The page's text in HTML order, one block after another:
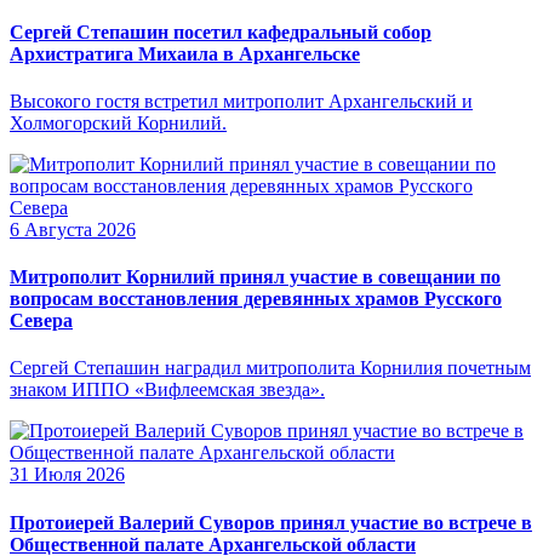
Сергей Степашин посетил кафедральный собор
Архистратига Михаила в Архангельске
Высокого гостя встретил митрополит Архангельский и
Холмогорский Корнилий.
6 Августа 2026
Митрополит Корнилий принял участие в совещании по
вопросам восстановления деревянных храмов Русского
Севера
Сергей Степашин наградил митрополита Корнилия почетным
знаком ИППО «Вифлеемская звезда».
31 Июля 2026
Протоиерей Валерий Суворов принял участие во встрече в
Общественной палате Архангельской области